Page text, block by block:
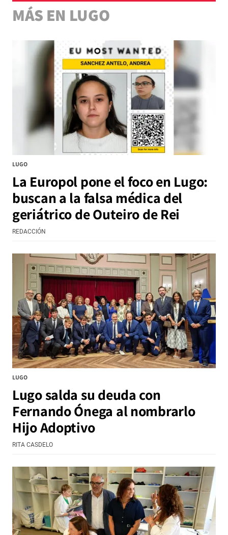
MÁS EN LUGO
LUGO
La Europol pone el foco en Lugo:
buscan a la falsa médica del
geriátrico de Outeiro de Rei
REDACCIÓN
LUGO
Lugo salda su deuda con
Fernando Ónega al nombrarlo
Hijo Adoptivo
RITA CASDELO